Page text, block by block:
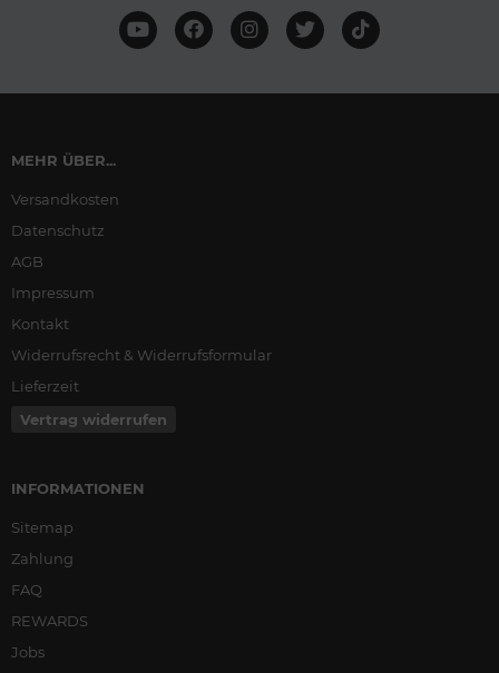
MEHR ÜBER...
Versandkosten
Datenschutz
AGB
Impressum
Kontakt
Widerrufsrecht & Widerrufsformular
Lieferzeit
Vertrag widerrufen
INFORMATIONEN
Sitemap
Zahlung
FAQ
REWARDS
Jobs